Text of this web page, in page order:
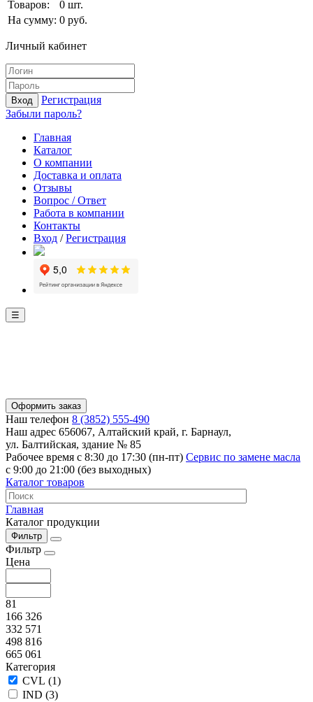
Товаров:
0 шт.
На сумму: 0 руб.
Личный кабинет
Вход
Регистрация
Забыли пароль?
Главная
Каталог
О компании
Доставка и оплата
Отзывы
Вопрос / Ответ
Работа в компании
Контакты
Вход /Регистрация
☰
Оформить заказ
Наш телефон 8 (3852) 555-490
Наш адрес 656067, Алтайский край, г. Барнаул,
ул. Балтийская, здание № 85
Рабочее время с 8:30 до 17:30 (пн-пт) Сервис по замене масла
с 9:00 до 21:00 (без выходных)
Каталог товаров
Главная
Каталог продукции
Фильтр
Фильтр
Цена
81
166 326
332 571
498 816
665 061
Категория
CVL (1)
IND (3)